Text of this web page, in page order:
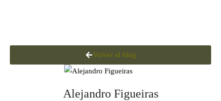
Volver al blog
Alejandro Figueiras